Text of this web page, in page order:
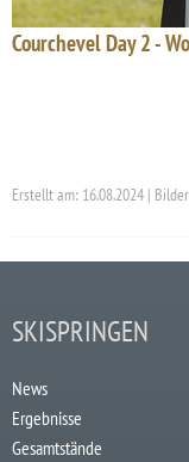
Courchevel Day 2 -
Erstellt am: 16.08.2024 |
SKISPRINGEN
News
Ergebnisse
Gesamtstände